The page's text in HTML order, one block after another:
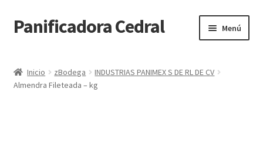
Ir
a
navegación
Ir
al
Panificadora Cedral Menú
Carrito
Inicio zBodega
INDUSTRIAS PANIMEX S DE RL DE CV
Almendra Fileteada – kg